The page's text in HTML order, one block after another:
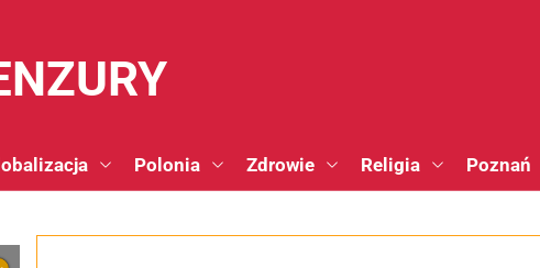
Polonia Zdrowie Religia Poznań